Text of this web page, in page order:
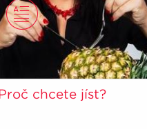
chcete jíst?